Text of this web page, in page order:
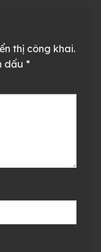
thị công khai.
dấu *